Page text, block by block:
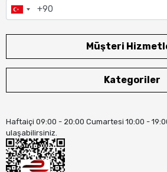
Müşteri
Kategoriler
Haftaiçi 09:00 - 20:00 Cumartesi 10:00 -
ulaşabilirsiniz.